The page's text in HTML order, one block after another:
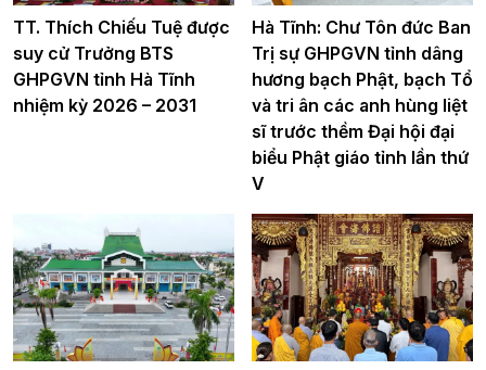
TT. Thích Chiếu Tuệ được
suy cử Trưởng BTS
GHPGVN tỉnh Hà Tĩnh
nhiệm kỳ 2026 – 2031
Hà Tĩnh: Chư Tôn đức Ban
Trị sự GHPGVN tỉnh dâng
hương bạch Phật, bạch Tổ
và tri ân các anh hùng liệt
sĩ trước thềm Đại hội đại
biểu Phật giáo tỉnh lần thứ
V